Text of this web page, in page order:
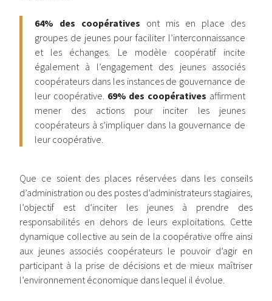
64% des coopératives ont mis en place des
groupes de jeunes pour faciliter l’interconnaissance
et les échanges. Le modèle coopératif incite
également à l’engagement des jeunes associés
coopérateurs dans les instances de gouvernance de
leur coopérative. 69% des coopératives affirment
mener des actions pour inciter les jeunes
coopérateurs à s’impliquer dans la gouvernance de
leur coopérative.
Que ce soient des places réservées dans les conseils
d’administration ou des postes d’administrateurs stagiaires,
l’objectif est d’inciter les jeunes à prendre des
responsabilités en dehors de leurs exploitations. Cette
dynamique collective au sein de la coopérative offre ainsi
aux jeunes associés coopérateurs le pouvoir d’agir en
participant à la prise de décisions et de mieux maîtriser
l’environnement économique dans lequel il évolue.